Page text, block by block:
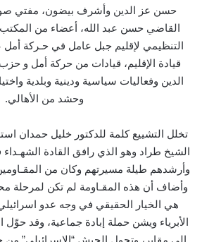
حسن عز الدين وأشرف بيضون، مفتي
القاضي حسن عبد الله، أعضاء من
التنظيمي لإقليم جبل عامل في حـركة
قيادة الإقليم، قيادات من حركة أمل و
الدين وفعاليات سياسية ودينية وبلدية
وحشد من الأهالي.
تخلل التشييع كلمة للدكتور خليل حمدان
الشيخ طراد وهو الذي رافق القادة
وأرشدهم طيلة مسيرتهم وكان من
وأضاف أن هذه المقـاومة لم تكن لمرحلة
هي الخيار الحقيقي في وجه عدو
الأبرياء ويشن حملة إبادة جماعية، وقد